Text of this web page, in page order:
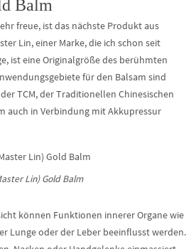
Balm
freue, ist das nächste Produkt aus
Lin, einer Marke, die ich schon seit
ist eine Originalgröße des berühmten
für den Balsam sind
TCM, der Traditionellen Chinesischen
auch in Verbindung mit Akkupressur
Lin) Gold Balm
können Funktionen innerer Organe wie
Lunge oder der Leber beeinflusst werden.